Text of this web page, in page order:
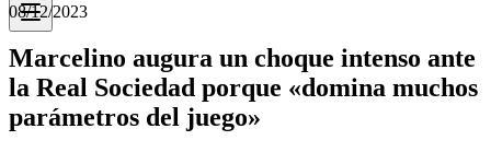
08/12/2023
Marcelino augura un choque intenso ante
la Real Sociedad porque «domina muchos
parámetros del juego»